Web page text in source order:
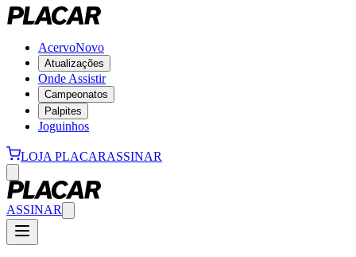
AcervoNovo
Atualizações
Onde Assistir
Campeonatos
Palpites
Joguinhos
LOJA PLACARASSINAR
ASSINAR